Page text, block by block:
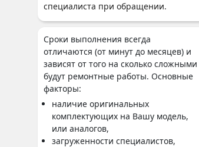
специалиста при обращении.
Сроки выполнения всегда
отличаются (от минут до месяцев) и
зависят от того на сколько сложными
будут ремонтные работы. Основные
факторы:
наличие оригинальных
комплектующих на Вашу модель,
или аналогов,
загруженности специалистов,